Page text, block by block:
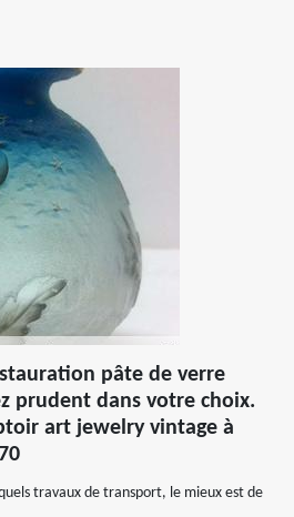
pâte de verre
prudent dans votre choix.
art jewelry vintage à
travaux de transport, le mieux est de